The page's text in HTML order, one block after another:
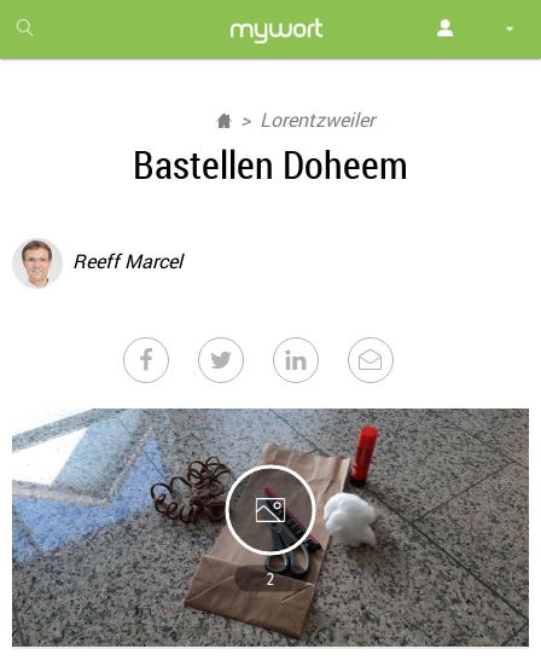
month
free
Lorentzweiler
Bastellen Doheem
Reeff Marcel
2